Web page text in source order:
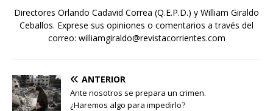
Directores Orlando Cadavid Correa (Q.E.P.D.) y William Giraldo
Ceballos. Exprese sus opiniones o comentarios a través del
correo: williamgiraldo@revistacorrientes.com
ANTERIOR
Ante nosotros se prepara un crimen.
¿Haremos algo para impedirlo?